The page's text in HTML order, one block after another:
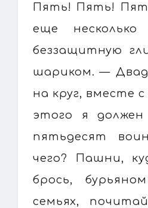
Пять! Пять!
еще
беззащитную
шариком. —
на круг, вместе
этого я
пятьдесят
чего? Пашни,
брось,
семьях,